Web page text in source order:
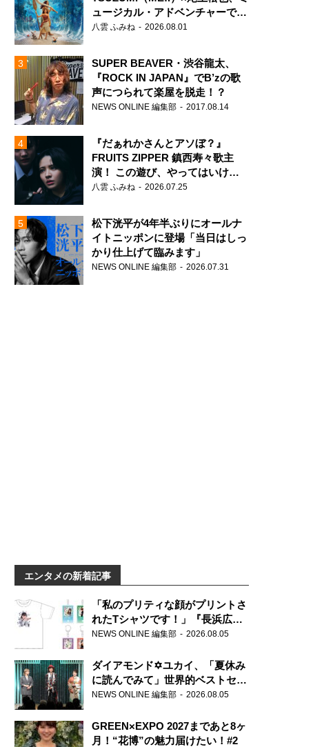
ュージカル・アドベンチャーで美
声を響かせる
八雲 ふみね 2026.08.01
SUPER BEAVER・渋谷龍太、
『ROCK IN JAPAN』でB’zの歌
声につられて楽屋を脱走！？
NEWS ONLINE 編集部 2017.08.14
『だぁれかさんとアソぼ？』
FRUITS ZIPPER 鎮西寿々歌主
演！ この遊び、やってはいけま
せん。
八雲 ふみね 2026.07.25
松下洸平が4年半ぶりにオールナ
イトニッポンに登場「当日はしっ
かり仕上げて臨みます」
NEWS ONLINE 編集部 2026.07.31
エンタメの新着記事
「私のプリティな顔がプリントさ
れたTシャツです！」『長浜広奈
天下無双』初の番組グッズ発売
NEWS ONLINE 編集部 2026.08.05
ダイアモンド✡ユカイ、「夏休み
に読んでみて」世界的ベストセラ
ー『アナスタシア』を紹介
NEWS ONLINE 編集部 2026.08.05
GREEN×EXPO 2027まであと8ヶ
月！“花博”の魅力届けたい！#2